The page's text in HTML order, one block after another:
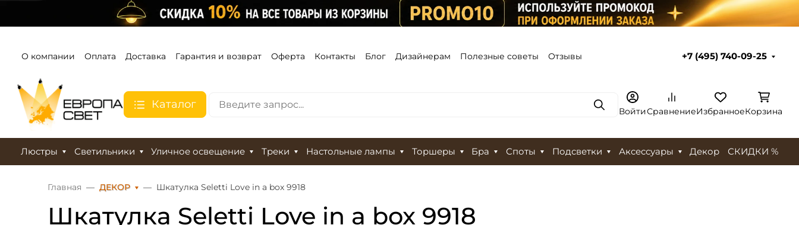
О компании Оплата Доставка Гарантия и возврат Оферта Контакты Блог Дизайнерам Полезные советы Отзывы +7 (495) 740-09-25
Каталог ПоискВойтиСравнениеИзбранноеКорзина
Люстры Светильники Уличное освещение Треки Настольные лампы Торшеры Бра Споты Подсветки Аксессуары Декор СКИДКИ %
Главная ДЕКОР Шкатулка Seletti Love in a box 9918
Шкатулка Seletti Love in a box 9918